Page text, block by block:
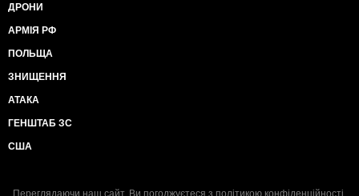
ДРОНИ
АРМІЯ РФ
ПОЛЬЩА
ЗНИЩЕННЯ
АТАКА
ГЕНШТАБ ЗС
США
Переглядаючи наш сайт, Ви погоджуєтеся з політикою конфіденційності